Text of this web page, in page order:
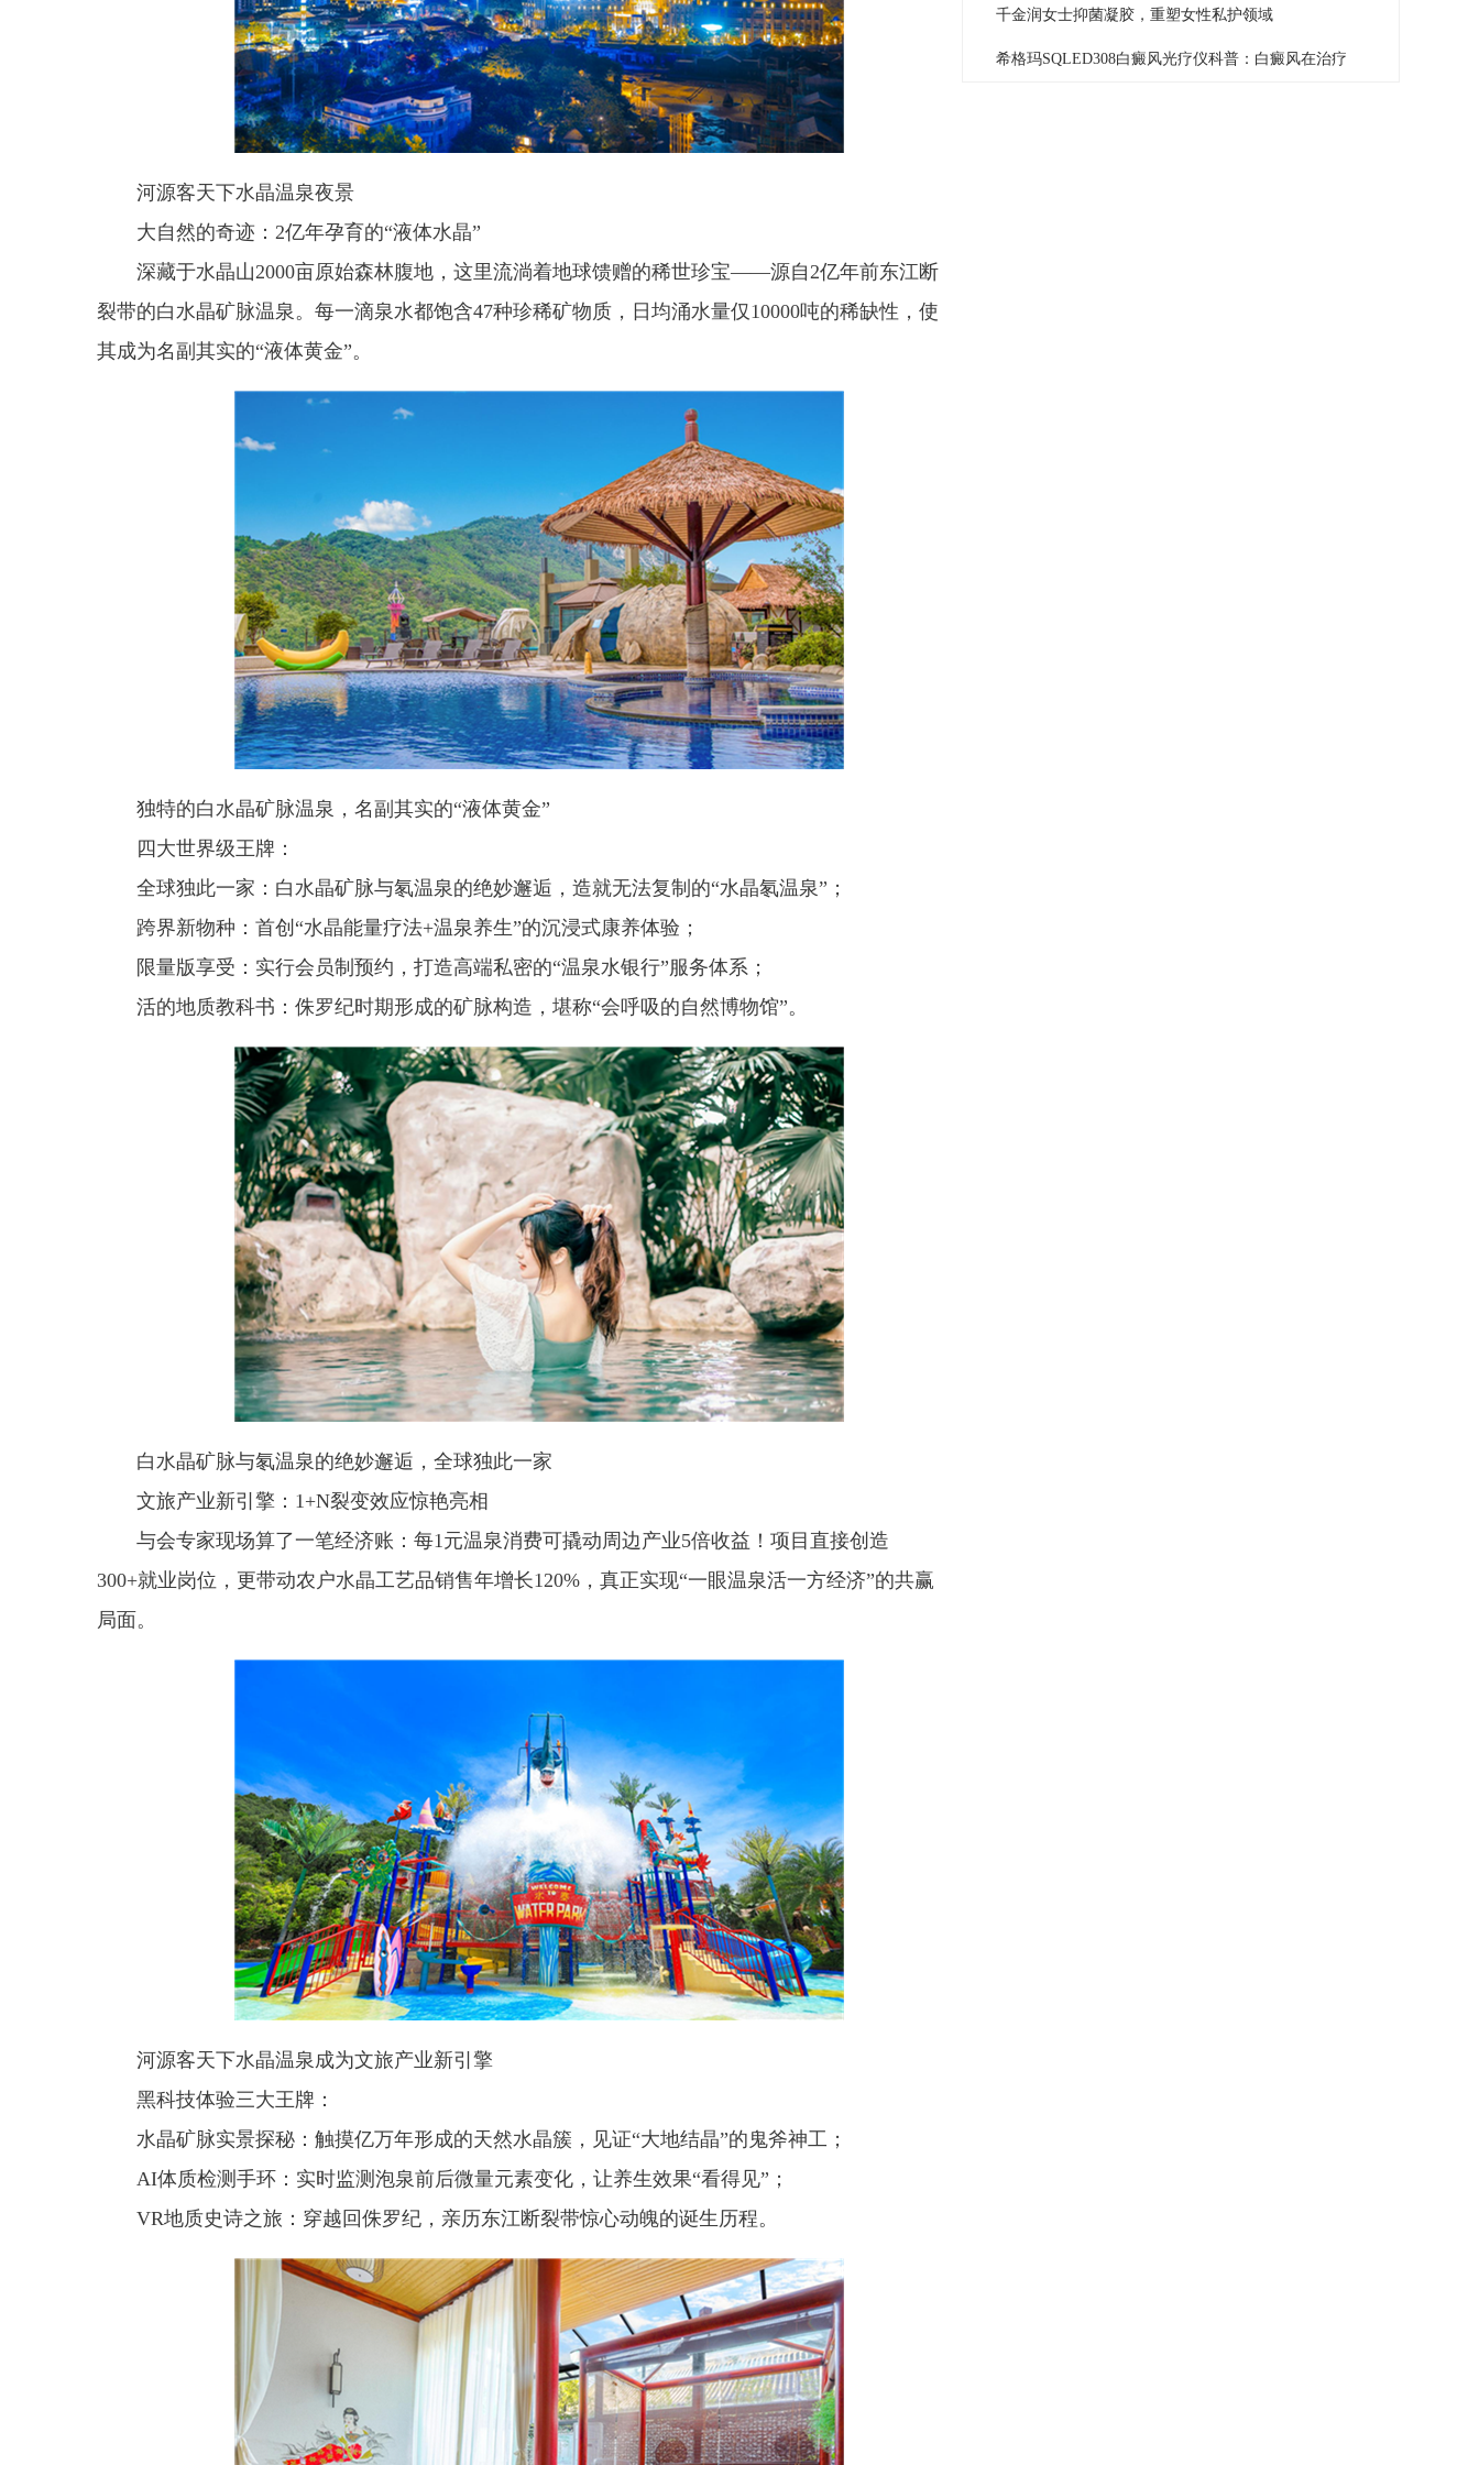
河源客天下水晶温泉夜景
大自然的奇迹：2亿年孕育的“液体水晶”
深藏于水晶山2000亩原始森林腹地，这里流淌着地球馈赠的稀世珍宝——源自2亿年前东江断
裂带的白水晶矿脉温泉。每一滴泉水都饱含47种珍稀矿物质，日均涌水量仅10000吨的稀缺性，使
其成为名副其实的“液体黄金”。
独特的白水晶矿脉温泉，名副其实的“液体黄金”
四大世界级王牌：
全球独此一家：白水晶矿脉与氡温泉的绝妙邂逅，造就无法复制的“水晶氡温泉”；
跨界新物种：首创“水晶能量疗法+温泉养生”的沉浸式康养体验；
限量版享受：实行会员制预约，打造高端私密的“温泉水银行”服务体系；
活的地质教科书：侏罗纪时期形成的矿脉构造，堪称“会呼吸的自然博物馆”。
白水晶矿脉与氡温泉的绝妙邂逅，全球独此一家
文旅产业新引擎：1+N裂变效应惊艳亮相
与会专家现场算了一笔经济账：每1元温泉消费可撬动周边产业5倍收益！项目直接创造
300+就业岗位，更带动农户水晶工艺品销售年增长120%，真正实现“一眼温泉活一方经济”的共赢
局面。
河源客天下水晶温泉成为文旅产业新引擎
黑科技体验三大王牌：
水晶矿脉实景探秘：触摸亿万年形成的天然水晶簇，见证“大地结晶”的鬼斧神工；
AI体质检测手环：实时监测泡泉前后微量元素变化，让养生效果“看得见”；
VR地质史诗之旅：穿越回侏罗纪，亲历东江断裂带惊心动魄的诞生历程。
千金润女士抑菌凝胶，重塑女性私护领域
希格玛SQLED308白癜风光疗仪科普：白癜风在治疗